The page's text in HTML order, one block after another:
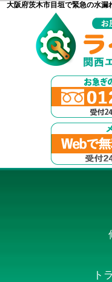
大阪府茨木市目垣で緊急の水
ト